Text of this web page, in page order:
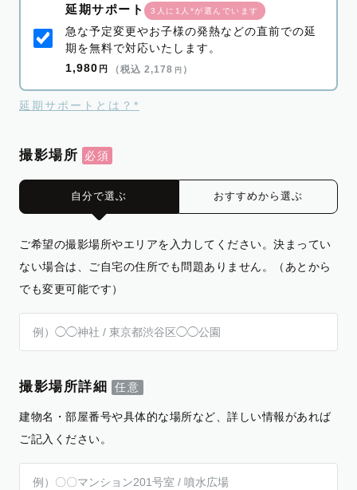
延期サポート 3人に1人*が選んでいます
急な予定変更やお子様の発熱などの直前での延
期を無料で対応いたします。
1,980 円 （税込 2,178 円 ）
延期サポートとは？*
撮影場所
自分で選ぶ おすすめから選ぶ
ご希望の撮影場所やエリアを入力してください。決まってい
ない場合は、ご自宅の住所でも問題ありません。（あとから
でも変更可能です）
撮影場所詳細
建物名・部屋番号や具体的な場所など、詳しい情報があれば
ご記入ください。